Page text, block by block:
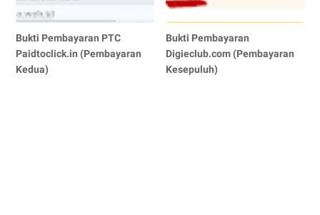
Bukti Pembayaran PTC
Paidtoclick.in (Pembayaran
Kedua)
Bukti Pembayaran
Digieclub.com (Pembayaran
Kesepuluh)